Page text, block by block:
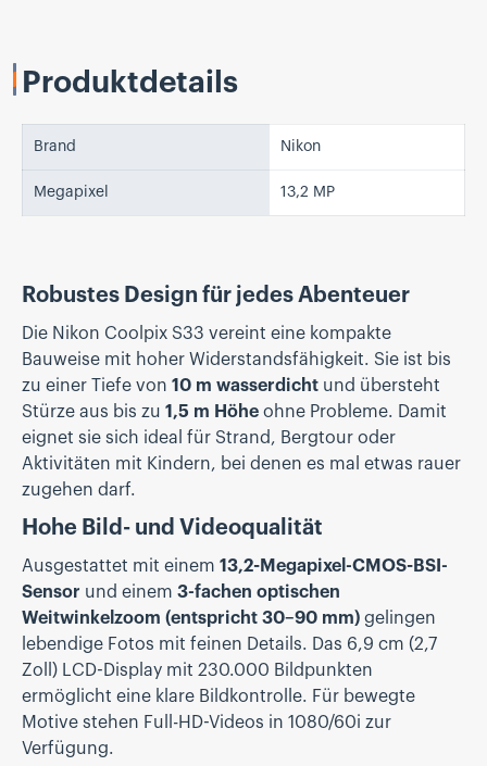
Produktdetails
Brand Nikon
Megapixel 13,2 MP
Robustes Design für jedes Abenteuer
Die Nikon Coolpix S33 vereint eine kompakte
Bauweise mit hoher Widerstandsfähigkeit. Sie ist bis
zu einer Tiefe von 10 m wasserdicht und übersteht
Stürze aus bis zu 1,5 m Höhe ohne Probleme. Damit
eignet sie sich ideal für Strand, Bergtour oder
Aktivitäten mit Kindern, bei denen es mal etwas rauer
zugehen darf.
Hohe Bild- und Videoqualität
Ausgestattet mit einem 13,2-Megapixel-CMOS-BSI-
Sensor und einem 3-fachen optischen
Weitwinkelzoom (entspricht 30–90 mm) gelingen
lebendige Fotos mit feinen Details. Das 6,9 cm (2,7
Zoll) LCD-Display mit 230.000 Bildpunkten
ermöglicht eine klare Bildkontrolle. Für bewegte
Motive stehen Full-HD-Videos in 1080/60i zur
Verfügung.